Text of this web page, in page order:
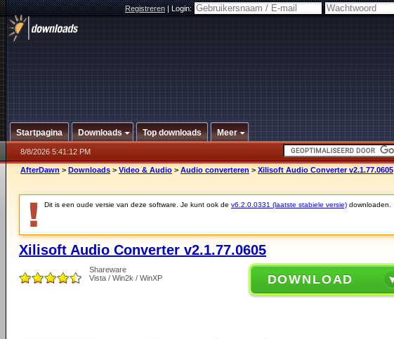
Registreren|Login:
Startpagina Downloads Top downloads Meer
8/8/2026 5:41:12 PM
AfterDawn > Downloads > Video & Audio > Audio converteren > Xilisoft Audio Converter v2.1.77.0605
Dit is een oude versie van deze software. Je kunt ook de v6.2.0.0331 (laatste stabiele versie) downloaden.
Xilisoft Audio Converter v2.1.77.0605
Shareware
Vista / Win2k / WinXP
DOWNLOAD